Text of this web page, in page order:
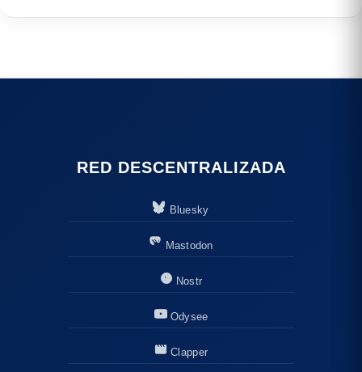
RED DESCENTRALIZADA
Bluesky
Mastodon
Nostr
Odysee
Clapper